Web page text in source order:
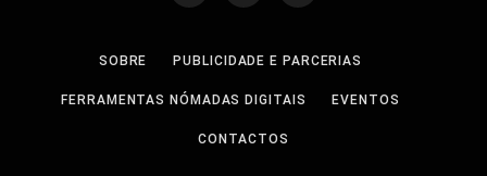
SOBRE PUBLICIDADE E PARCERIAS
FERRAMENTAS NÓMADAS DIGITAIS EVENTOS
CONTACTOS